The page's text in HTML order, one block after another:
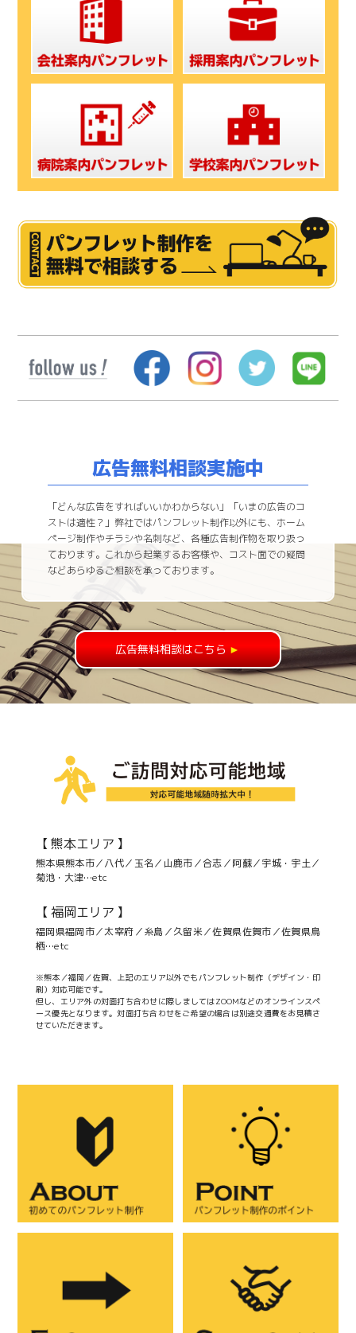
広告無料相談実施中
「どんな広告をすればいいかわからない」「いまの広告のコ
ストは適性？」弊社ではパンフレット制作以外にも、ホーム
ページ制作やチラシや名刺など、各種広告制作物を取り扱っ
ております。これから起業するお客様や、コスト面での疑問
などあらゆるご相談を承っております。
広告無料相談はこちら►
【 熊本エリア 】
熊本県熊本市／八代／玉名／山鹿市／合志／阿蘇／宇城・宇土／
菊池・大津…etc
【 福岡エリア 】
福岡県福岡市／太宰府／糸島／久留米／佐賀県佐賀市／佐賀県鳥
栖…etc
※熊本／福岡／佐賀、上記のエリア以外でもパンフレット制作（デザイン・印
刷）対応可能です。
但し、エリア外の対面打ち合わせに際しましてはZOOMなどのオンラインスペ
ース優先となります。対面打ち合わせをご希望の場合は別途交通費をお見積さ
せていただきます。